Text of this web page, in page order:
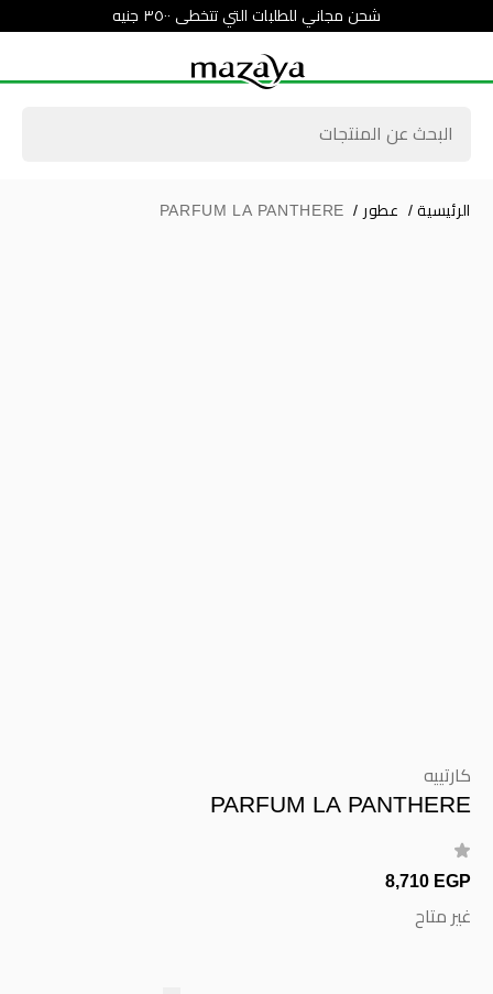
شحن مجاني للطلبات التي تتخطى ٣٥٠٠ جنيه
الرئيسية / عطور /
PARFUM LA PANTHERE
كارتييه
PARFUM LA PANTHERE
8,710 EGP
غير متاح